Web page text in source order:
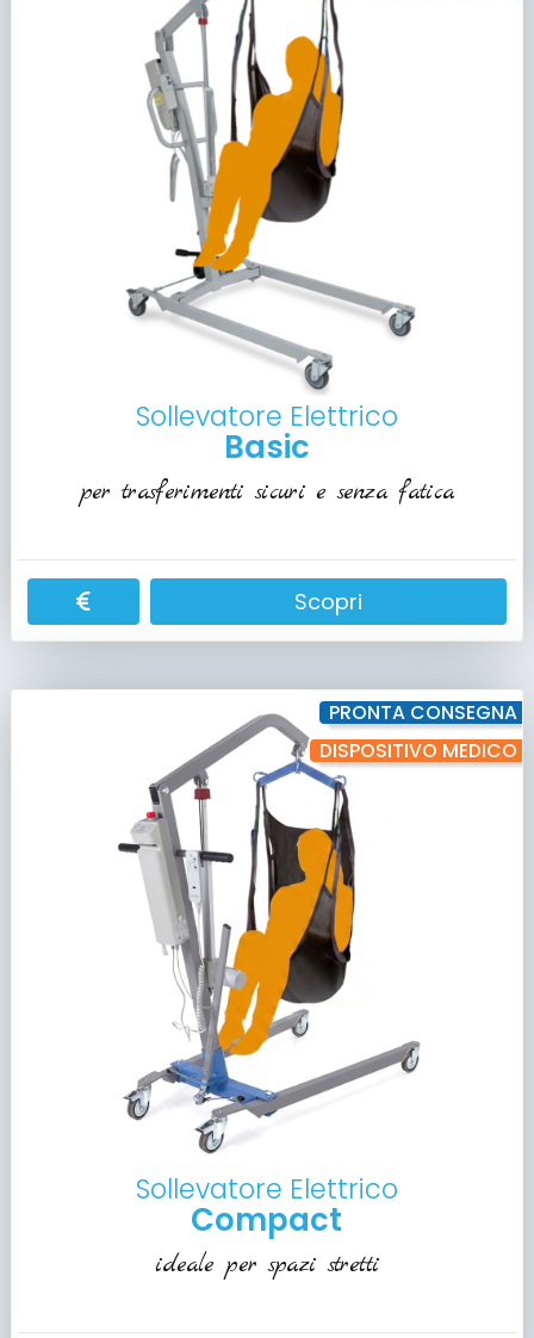
Sollevatore Elettrico
Basic
per trasferimenti sicuri e senza fatica
Scopri
PRONTA CONSEGNA
DISPOSITIVO MEDICO
Sollevatore Elettrico
Compact
ideale per spazi stretti